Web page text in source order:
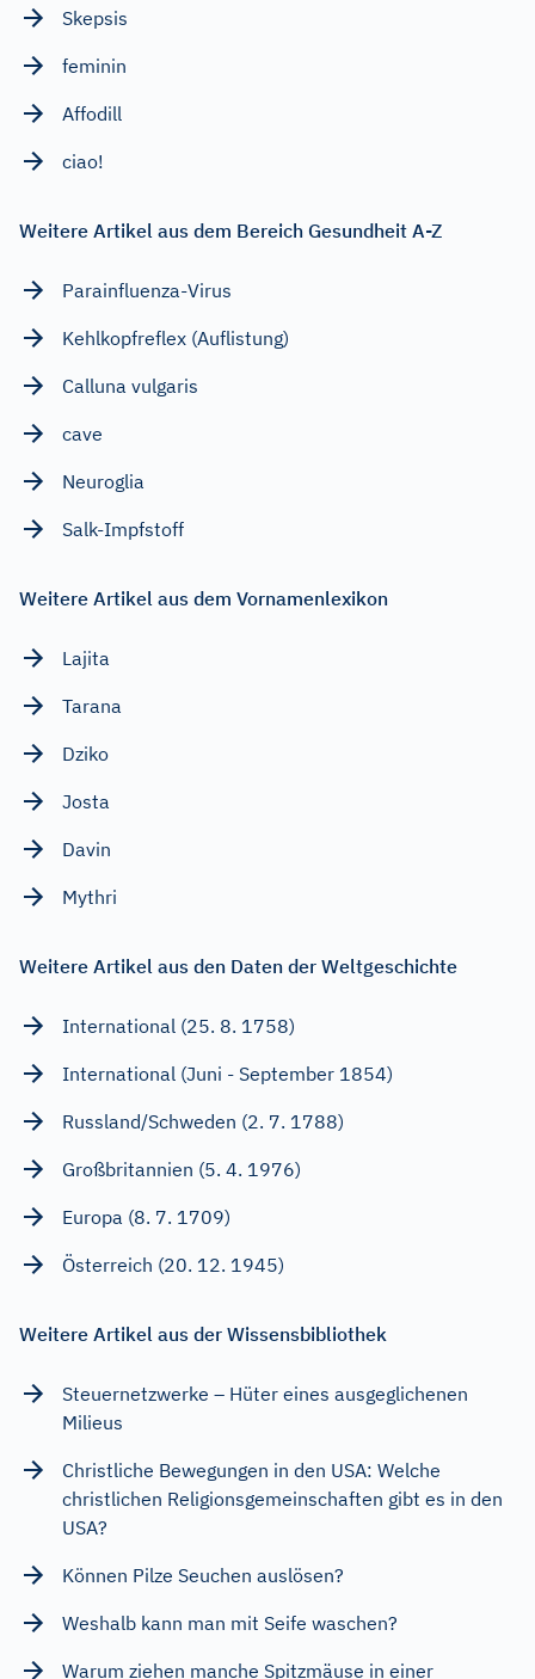
Skepsis
feminin
Affodill
ciao!
Weitere Artikel aus dem Bereich Gesundheit A-Z
Parainfluenza-Virus
Kehlkopfreflex (Auflistung)
Calluna vulgaris
cave
Neuroglia
Salk-Impfstoff
Weitere Artikel aus dem Vornamenlexikon
Lajita
Tarana
Dziko
Josta
Davin
Mythri
Weitere Artikel aus den Daten der Weltgeschichte
International (25. 8. 1758)
International (Juni - September 1854)
Russland/Schweden (2. 7. 1788)
Großbritannien (5. 4. 1976)
Europa (8. 7. 1709)
Österreich (20. 12. 1945)
Weitere Artikel aus der Wissensbibliothek
Steuernetzwerke – Hüter eines ausgeglichenen
Milieus
Christliche Bewegungen in den USA: Welche
christlichen Religionsgemeinschaften gibt es in den
USA?
Können Pilze Seuchen auslösen?
Weshalb kann man mit Seife waschen?
Warum ziehen manche Spitzmäuse in einer